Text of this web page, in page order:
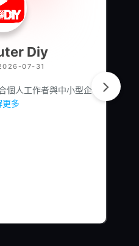
Diy
07-31
個人工作者與中小型企
更多